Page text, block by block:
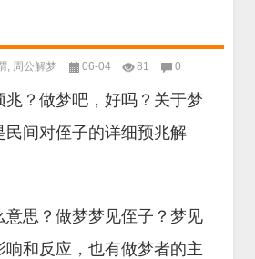
, 周公解梦 06-04 81 0
兆？做梦吧，好吗？关于梦
民间对侄子的详细预兆解
意思？做梦梦见侄子？梦见
响和反应，也有做梦者的主